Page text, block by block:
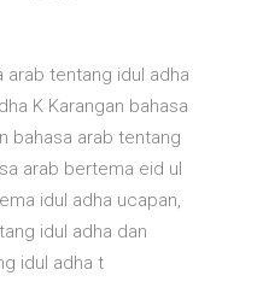
arab tentang idul adha
K Karangan bahasa
bahasa arab tentang
arab bertema eid ul
idul adha ucapan,
idul adha dan
idul adha t